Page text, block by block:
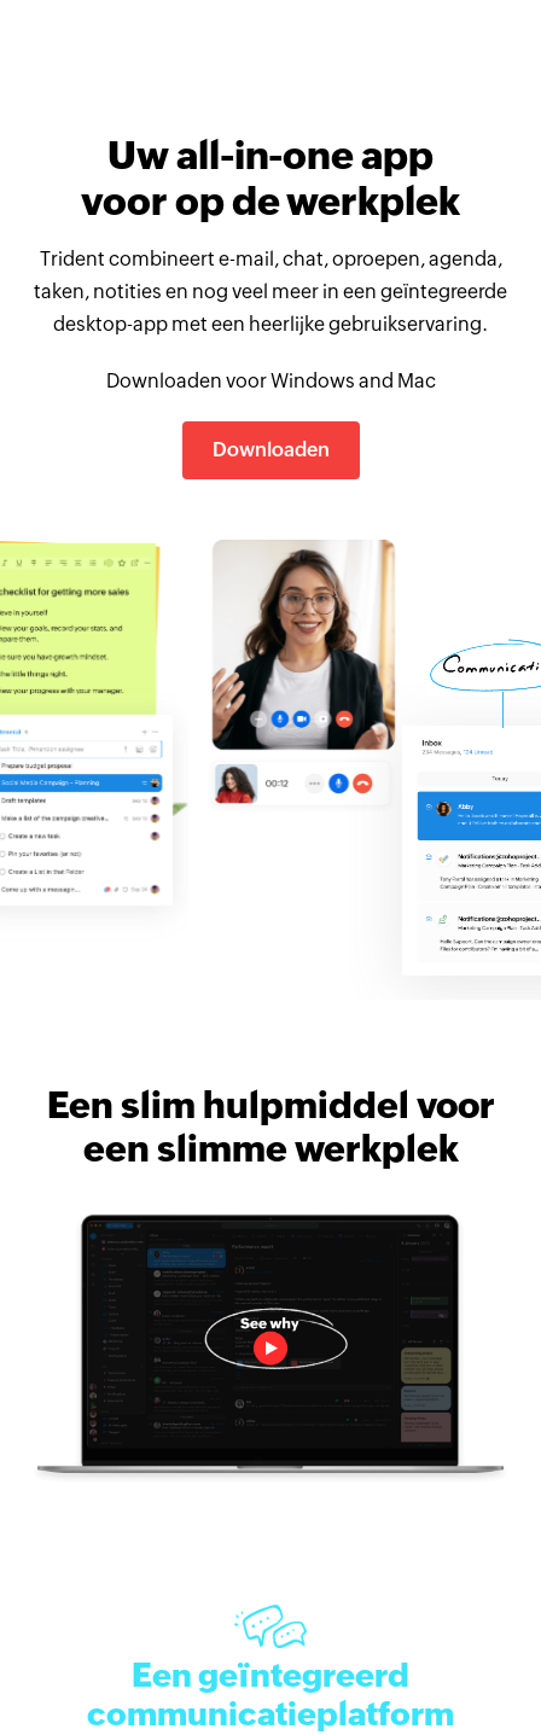
Uw all-in-one app
voor op de werkplek
Trident combineert e-mail, chat, oproepen, agenda,
taken, notities en nog veel meer in een geïntegreerde
desktop-app met een heerlijke gebruikservaring.
Downloaden
Downloaden voor Windows and Mac
Een slim hulpmiddel voor
een slimme werkplek
Een geïntegreerd
communicatieplatform